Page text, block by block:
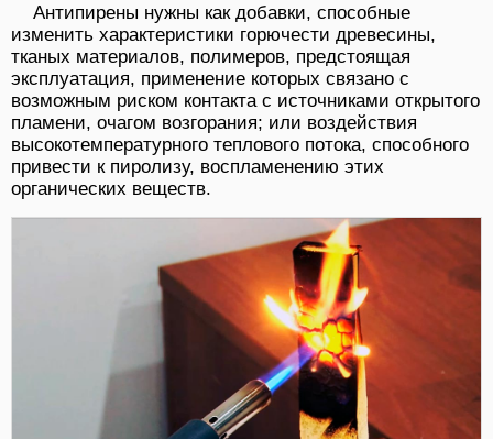
Антипирены нужны как добавки, способные
изменить характеристики горючести древесины,
тканых материалов, полимеров, предстоящая
эксплуатация, применение которых связано с
возможным риском контакта с источниками открытого
пламени, очагом возгорания; или воздействия
высокотемпературного теплового потока, способного
привести к пиролизу, воспламенению этих
органических веществ.